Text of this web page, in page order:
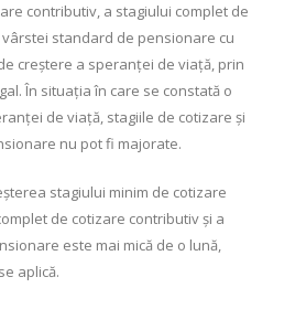
contributiv, a stagiului complet de
standard de pensionare cu
creştere a speranţei de viaţă, prin
În situaţia în care se constată o
de viaţă, stagiile de cotizare şi
nu pot fi majorate.
stagiului minim de cotizare
de cotizare contributiv şi a
este mai mică de o lună,
aplică.